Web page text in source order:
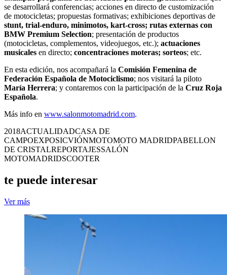
se desarrollará conferencias; acciones en directo de customización
de motocicletas; propuestas formativas; exhibiciones deportivas de
stunt, trial-enduro, minimotos, kart-cross; rutas externas con
BMW Premium Selection; presentación de productos
(motocicletas, complementos, videojuegos, etc.); actuaciones
musicales en directo; concentraciones moteras; sorteos; etc.
En esta edición, nos acompañará la Comisión Femenina de
Federación Española de Motociclismo; nos visitará la piloto
María Herrera; y contaremos con la participación de la Cruz Roja
Española.
Más info en www.salonmotomadrid.com.
2018ACTUALIDADCASA DE
CAMPOEXPOSICVIÓNMOTOMOTO MADRIDPABELLON
DE CRISTALREPORTAJESSALÓN
MOTOMADRIDSCOOTER
te puede interesar
Ver más